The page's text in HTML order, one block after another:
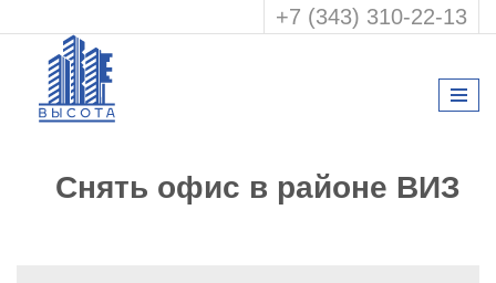
+7 (343) 310-22-13
Снять офис в районе ВИЗ